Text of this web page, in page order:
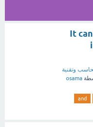
It
وتقنية
osama
and